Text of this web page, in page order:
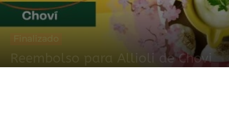
Finalizado
Reembolso para Allioli de Chovi